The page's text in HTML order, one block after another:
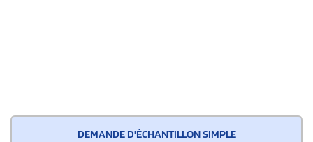
DEMANDE D'ÉCHANTILLON SIMPLE